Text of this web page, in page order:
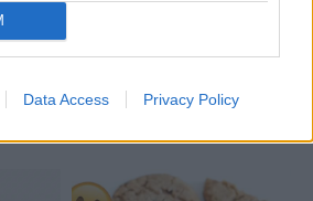
Data Access Privacy Policy